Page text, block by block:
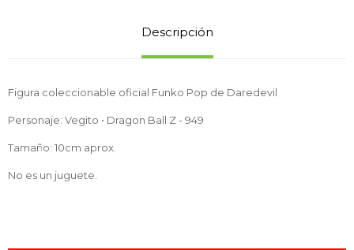
Descripción
Figura coleccionable oficial Funko Pop de Daredevil
Personaje: Vegito • Dragon Ball Z - 949
Tamaño: 10cm aprox.
No es un juguete.